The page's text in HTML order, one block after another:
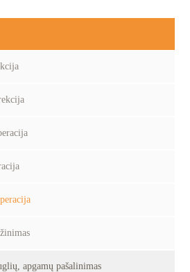
apgamų pašalinimas